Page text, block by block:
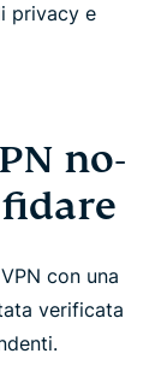
privacy e
no-
con una
verificata